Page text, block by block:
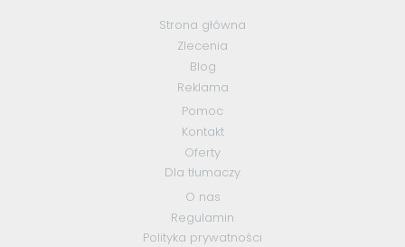
Strona główna
Zlecenia
Blog
Reklama
Pomoc
Kontakt
Oferty
Dla tłumaczy
O nas
Regulamin
Polityka prywatności